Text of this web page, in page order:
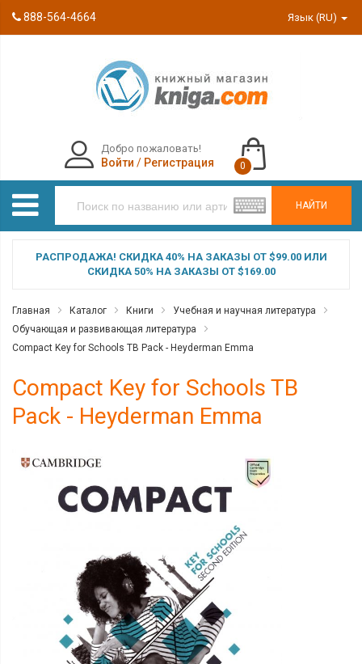
888-564-4664 Язык (RU)
НАЙТИ
Добро пожаловать!
Войти / Регистрация 0
РАСПРОДАЖА! СКИДКА 40% НА ЗАКАЗЫ ОТ $99.00 ИЛИ
СКИДКА 50% НА ЗАКАЗЫ ОТ $169.00
Главная Каталог Книги
Учебная и научная литература
Обучающая и развивающая литература
Compact Key for Schools TB Pack - Heyderman Emma
Compact Key for Schools TB
Pack - Heyderman Emma